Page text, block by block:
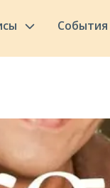
События